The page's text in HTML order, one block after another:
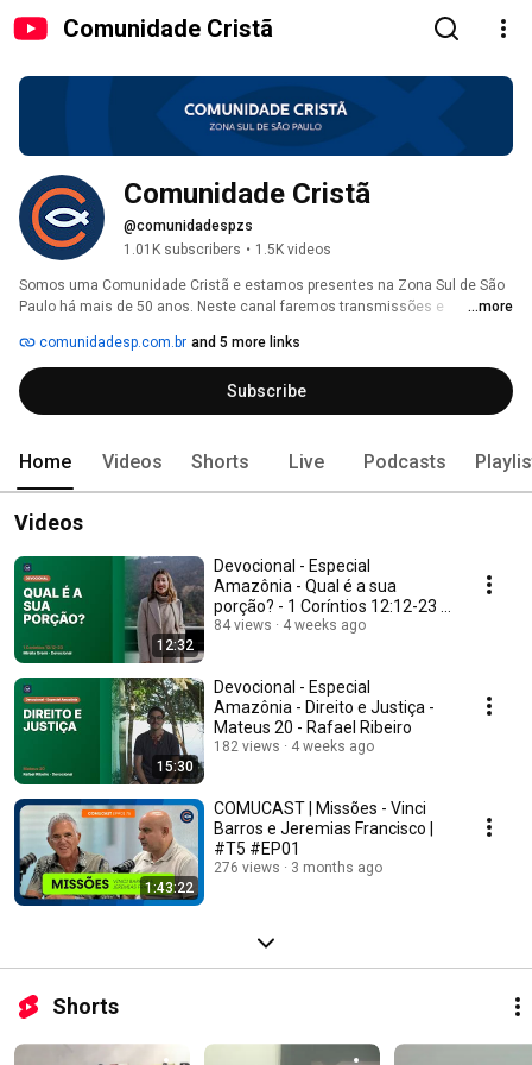
Comunidade Cristã
Comunidade Cristã
@comunidadespzs
1.01K subscribers • 1.5K videos
Somos uma Comunidade Cristã e estamos presentes na Zona Sul de São
Paulo há mais de 50 anos. Neste canal faremos transmissões e
você, mais de Jesus e de Seu reino.
...more
comunidadesp.com.br and 5 more links
Subscribe
Home Videos Shorts Live Podcasts
Videos
12:32
Devocional - Especial
Amazônia - Qual é a sua
porção? - 1 Coríntios 12:12-23 -
Mirella Gremi
84 views 4 weeks ago
15:30
Devocional - Especial
Amazônia - Direito e Justiça -
Mateus 20 - Rafael Ribeiro
182 views 4 weeks ago
1:43:22
COMUCAST | Missões - Vinci
Barros e Jeremias Francisco |
#T5 #EP01
276 views 3 months ago
Shorts